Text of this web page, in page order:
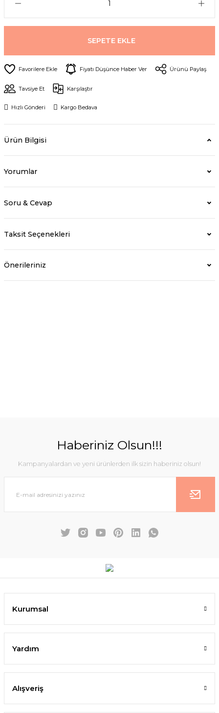
SEPETE EKLE
Fiyatı Düşünce Haber Ver Ürünü Paylaş
Tavsiye Et Karşılaştır
Hızlı Gönderi Kargo Bedava
Ürün Bilgisi
Yorumlar
Soru & Cevap
Taksit Seçenekleri
Önerileriniz
Haberiniz Olsun!!!
Kampanyalardan ve yeni ürünlerden ilk sizin haberiniz olsun!
Kurumsal
Yardım
Alışveriş